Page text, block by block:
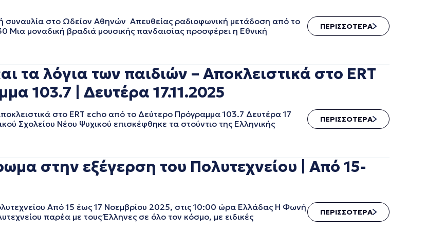
συναυλία στο Ωδείον Αθηνών Απευθείας ραδιοφωνική μετάδοση από το
μοναδική βραδιά μουσικής πανδαισίας προσφέρει η Εθνική
ΠΕΡΙΣΣΟΤΕΡΑ
τα λόγια των παιδιών – Αποκλειστικά στο ERT
103.7 | Δευτέρα 17.11.2025
στο ERT εcho από το Δεύτερο Πρόγραμμα 103.7 Δευτέρα 17
Σχολείου Νέου Ψυχικού επισκέφθηκε τα στούντιο της Ελληνικής
ΠΕΡΙΣΣΟΤΕΡΑ
στην εξέγερση του Πολυτεχνείου | Από 15-
Από 15 έως 17 Νοεμβρίου 2025, στις 10:00 ώρα Ελλάδας Η Φωνή
παρέα με τους Έλληνες σε όλο τον κόσμο, με ειδικές
ΠΕΡΙΣΣΟΤΕΡΑ